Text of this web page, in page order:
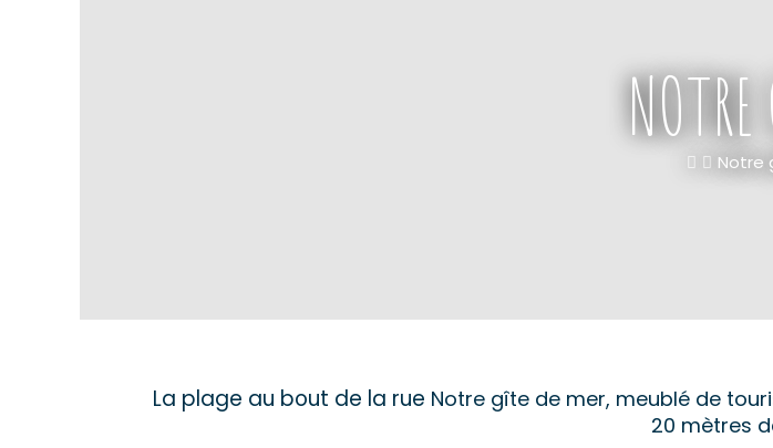
Notre
La plage au bout de la rue Notre gîte de mer, meublé de
20 mètres